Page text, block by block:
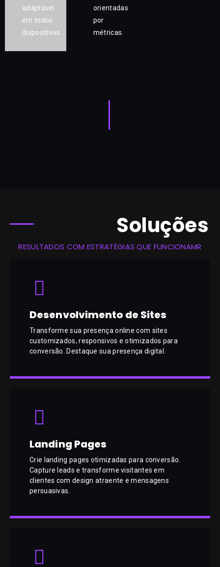
adaptável
em todos
dispositivos.
orientadas
por
métricas.
Soluções
RESULTADOS COM ESTRATÉGIAS QUE FUNCIONAMR
Desenvolvimento de Sites
Transforme sua presença online com sites
customizados, responsivos e otimizados para
conversão. Destaque sua presença digital.
Landing Pages
Crie landing pages otimizadas para conversão.
Capture leads e transforme visitantes em
clientes com design atraente e mensagens
persuasivas.